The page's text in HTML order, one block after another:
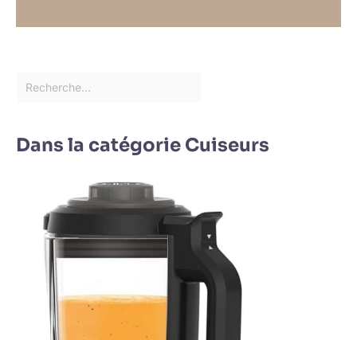
Dans la catégorie Cuiseurs